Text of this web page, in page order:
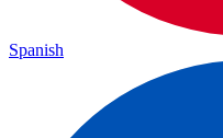
Spanish